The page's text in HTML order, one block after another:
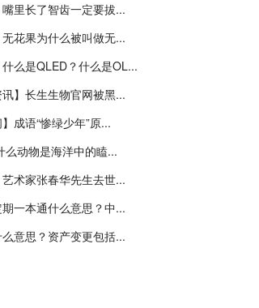
里长了智齿一定要拔...
花果为什么被叫做无...
么是QLED？什么是OL...
讯】长生生物官网被黑...
】成语“惨绿少年”原...
么动物是海洋中的瞌...
术家张春华先生去世...
一本通什么意思？中...
意思？资产变更包括...